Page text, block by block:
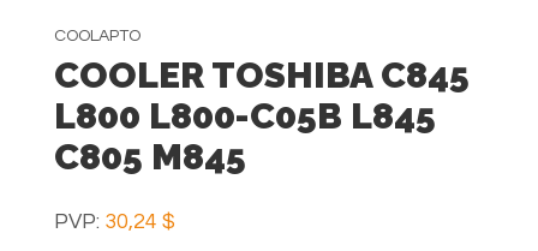
COOLAPTO
COOLER TOSHIBA C845
L800 L800-C05B L845
C805 M845
PVP: 30,24 $